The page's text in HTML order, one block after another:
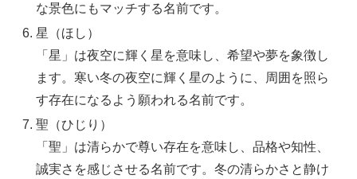
な景色にもマッチする名前です。
星（ほし）
「星」は夜空に輝く星を意味し、希望や夢を象徴し
ます。寒い冬の夜空に輝く星のように、周囲を照ら
す存在になるよう願われる名前です。
聖（ひじり）
「聖」は清らかで尊い存在を意味し、品格や知性、
誠実さを感じさせる名前です。冬の清らかさと静け